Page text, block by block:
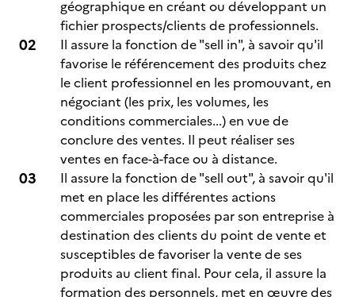
géographique en créant ou développant un
fichier prospects/clients de professionnels.
Il assure la fonction de "sell in", à savoir qu'il
favorise le référencement des produits chez
le client professionnel en les promouvant, en
négociant (les prix, les volumes, les
conditions commerciales...) en vue de
conclure des ventes. Il peut réaliser ses
ventes en face-à-face ou à distance.
Il assure la fonction de "sell out", à savoir qu'il
met en place les différentes actions
commerciales proposées par son entreprise à
destination des clients du point de vente et
susceptibles de favoriser la vente de ses
produits au client final. Pour cela, il assure la
formation des personnels, met en œuvre des